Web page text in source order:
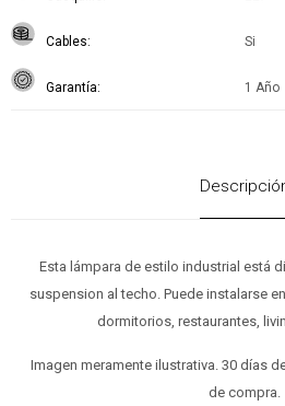
Cables Si
Garantía 1 Año
Esta lámpara de estilo industrial está
suspension al techo. Puede instalarse
dormitorios, restaurantes,
Imagen meramente ilustrativa. 30 días
de compra.